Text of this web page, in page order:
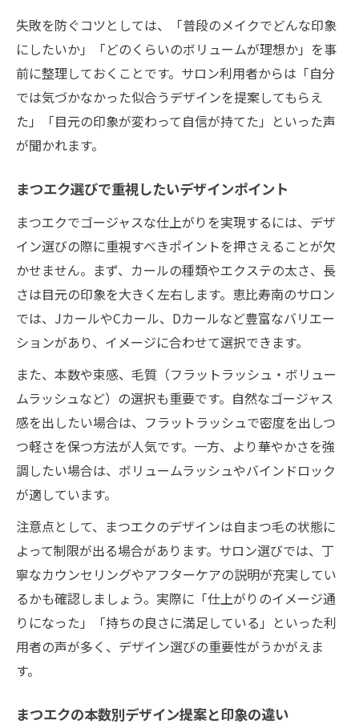
失敗を防ぐコツとしては、「普段のメイクでどんな印象
にしたいか」「どのくらいのボリュームが理想か」を事
前に整理しておくことです。サロン利用者からは「自分
では気づかなかった似合うデザインを提案してもらえ
た」「目元の印象が変わって自信が持てた」といった声
が聞かれます。
まつエク選びで重視したいデザインポイント
まつエクでゴージャスな仕上がりを実現するには、デザ
イン選びの際に重視すべきポイントを押さえることが欠
かせません。まず、カールの種類やエクステの太さ、長
さは目元の印象を大きく左右します。恵比寿南のサロン
では、JカールやCカール、Dカールなど豊富なバリエー
ションがあり、イメージに合わせて選択できます。
また、本数や束感、毛質（フラットラッシュ・ボリュー
ムラッシュなど）の選択も重要です。自然なゴージャス
感を出したい場合は、フラットラッシュで密度を出しつ
つ軽さを保つ方法が人気です。一方、より華やかさを強
調したい場合は、ボリュームラッシュやバインドロック
が適しています。
注意点として、まつエクのデザインは自まつ毛の状態に
よって制限が出る場合があります。サロン選びでは、丁
寧なカウンセリングやアフターケアの説明が充実してい
るかも確認しましょう。実際に「仕上がりのイメージ通
りになった」「持ちの良さに満足している」といった利
用者の声が多く、デザイン選びの重要性がうかがえま
す。
まつエクの本数別デザイン提案と印象の違い